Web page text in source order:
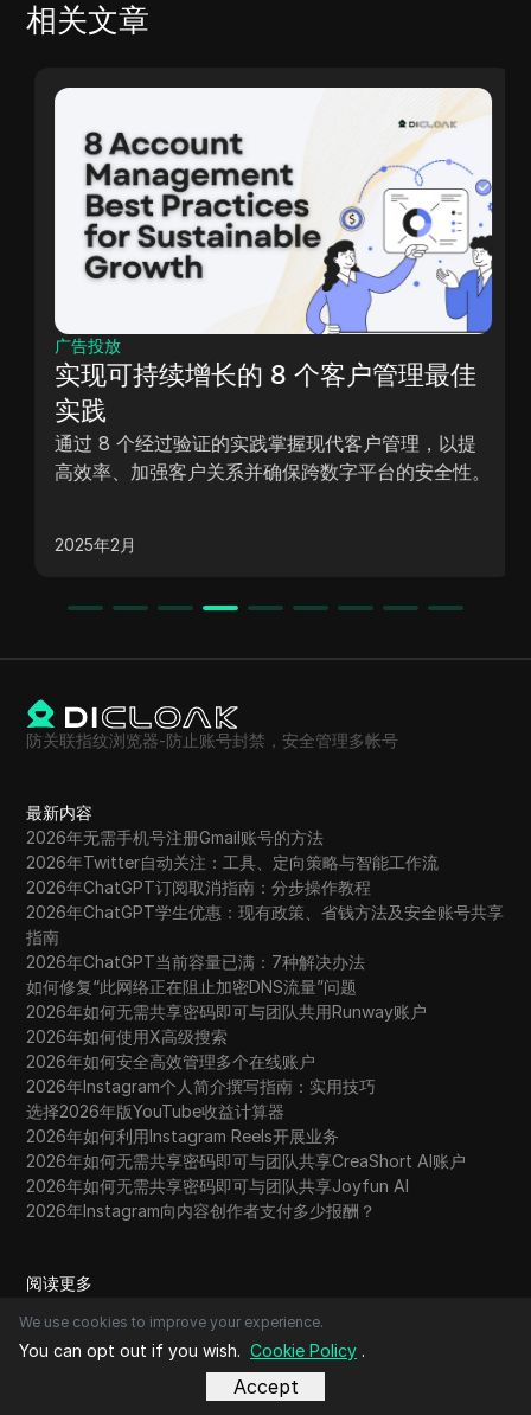
相关文章
广告投放
实现可持续增长的 8 个客户管理最佳
实践
通过 8 个经过验证的实践掌握现代客户管理，以提
高效率、加强客户关系并确保跨数字平台的安全性。
2025年2月
防关联指纹浏览器-防止账号封禁，安全管理多帐号
最新内容
2026年无需手机号注册Gmail账号的方法
2026年Twitter自动关注：工具、定向策略与智能工作流
2026年ChatGPT订阅取消指南：分步操作教程
2026年ChatGPT学生优惠：现有政策、省钱方法及安全账号共享
指南
2026年ChatGPT当前容量已满：7种解决办法
如何修复“此网络正在阻止加密DNS流量”问题
2026年如何无需共享密码即可与团队共用Runway账户
2026年如何使用X高级搜索
2026年如何安全高效管理多个在线账户
2026年Instagram个人简介撰写指南：实用技巧
选择2026年版YouTube收益计算器
2026年如何利用Instagram Reels开展业务
2026年如何无需共享密码即可与团队共享CreaShort AI账户
2026年如何无需共享密码即可与团队共享Joyfun AI
2026年Instagram向内容创作者支付多少报酬？
阅读更多
账号共享
We use cookies to improve your experience.
You can opt out if you wish. Cookie Policy .
Accept